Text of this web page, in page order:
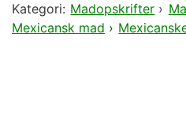
Kategori: Madopskrifter ›
Mexicansk mad ›